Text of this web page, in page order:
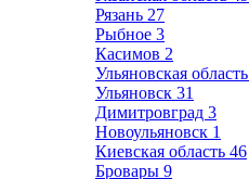
Рязань 27
Рыбное 3
Касимов 2
Ульяновская область
Ульяновск 31
Димитровград 3
Новоульяновск 1
Киевская область 46
Бровары 9